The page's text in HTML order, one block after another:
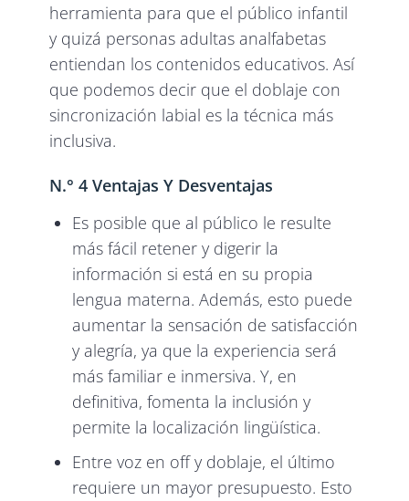
herramienta para que el público infantil
y quizá personas adultas analfabetas
entiendan los contenidos educativos. Así
que podemos decir que el doblaje con
sincronización labial es la técnica más
inclusiva.
N.° 4 Ventajas Y Desventajas
Es posible que al público le resulte
más fácil retener y digerir la
información si está en su propia
lengua materna. Además, esto puede
aumentar la sensación de satisfacción
y alegría, ya que la experiencia será
más familiar e inmersiva. Y, en
definitiva, fomenta la inclusión y
permite la localización lingüística.
Entre voz en off y doblaje, el último
requiere un mayor presupuesto. Esto